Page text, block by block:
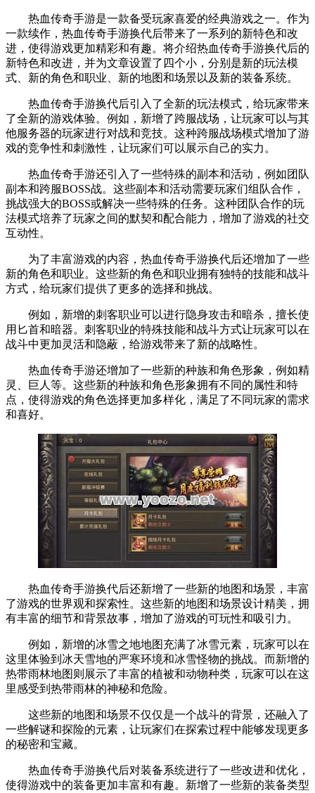
热血传奇手游是一款备受玩家喜爱的经典游戏之一。作为
一款续作，热血传奇手游换代后带来了一系列的新特色和改
进，使得游戏更加精彩和有趣。将介绍热血传奇手游换代后的
新特色和改进，并为文章设置了四个小，分别是新的玩法模
式、新的角色和职业、新的地图和场景以及新的装备系统。
热血传奇手游换代后引入了全新的玩法模式，给玩家带来
了全新的游戏体验。例如，新增了跨服战场，让玩家可以与其
他服务器的玩家进行对战和竞技。这种跨服战场模式增加了游
戏的竞争性和刺激性，让玩家们可以展示自己的实力。
热血传奇手游还引入了一些特殊的副本和活动，例如团队
副本和跨服BOSS战。这些副本和活动需要玩家们组队合作，
挑战强大的BOSS或解决一些特殊的任务。这种团队合作的玩
法模式培养了玩家之间的默契和配合能力，增加了游戏的社交
互动性。
为了丰富游戏的内容，热血传奇手游换代后还增加了一些
新的角色和职业。这些新的角色和职业拥有独特的技能和战斗
方式，给玩家们提供了更多的选择和挑战。
例如，新增的刺客职业可以进行隐身攻击和暗杀，擅长使
用匕首和暗器。刺客职业的特殊技能和战斗方式让玩家可以在
战斗中更加灵活和隐蔽，给游戏带来了新的战略性。
热血传奇手游还增加了一些新的种族和角色形象，例如精
灵、巨人等。这些新的种族和角色形象拥有不同的属性和特
点，使得游戏的角色选择更加多样化，满足了不同玩家的需求
和喜好。
热血传奇手游换代后还新增了一些新的地图和场景，丰富
了游戏的世界观和探索性。这些新的地图和场景设计精美，拥
有丰富的细节和背景故事，增加了游戏的可玩性和吸引力。
例如，新增的冰雪之地地图充满了冰雪元素，玩家可以在
这里体验到冰天雪地的严寒环境和冰雪怪物的挑战。而新增的
热带雨林地图则展示了丰富的植被和动物种类，玩家可以在这
里感受到热带雨林的神秘和危险。
这些新的地图和场景不仅仅是一个战斗的背景，还融入了
一些解谜和探险的元素，让玩家们在探索过程中能够发现更多
的秘密和宝藏。
热血传奇手游换代后对装备系统进行了一些改进和优化，
使得游戏中的装备更加丰富和有趣。新增了一些新的装备类型